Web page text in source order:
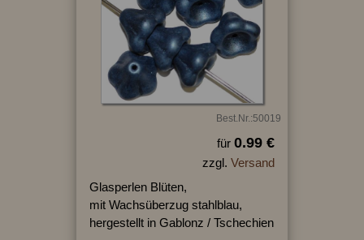
Best.Nr.:50019
für 0.99 €
zzgl. Versand
Glasperlen Blüten,
mit Wachsüberzug stahlblau,
hergestellt in Gablonz / Tschechien